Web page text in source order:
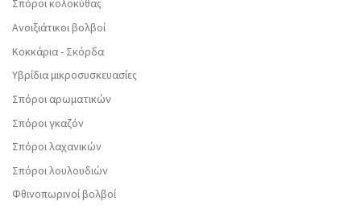
Σπόροι κολοκύθας
Ανοιξιάτικοι βολβοί
Κοκκάρια - Σκόρδα
Υβρίδια μικροσυσκευασίες
Σπόροι αρωματικών
Σπόροι γκαζόν
Σπόροι λαχανικών
Σπόροι λουλουδιών
Φθινοπωρινοί βολβοί